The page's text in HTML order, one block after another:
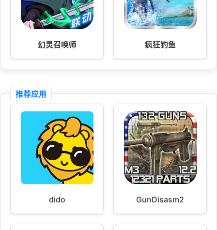
幻灵召唤师 疯狂钓鱼
推荐应用
dido GunDisasm2